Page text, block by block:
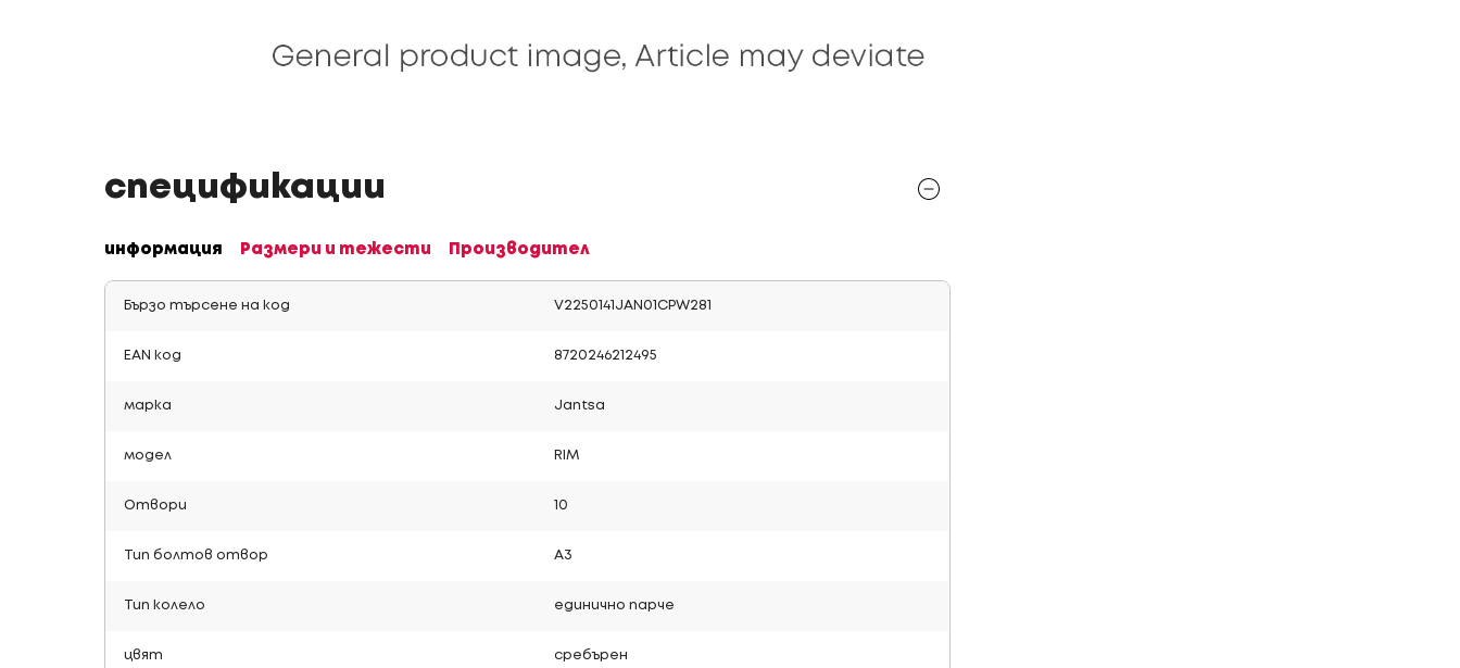
спецификации
информация Размери и тежести Производител
Бързо търсене на код V2250141JAN01CPW281
EAN код 8720246212495
марка Jantsa
модел RIM
Отвори 10
Тип болтов отвор A3
Тип колело единично парче
цвят сребърен